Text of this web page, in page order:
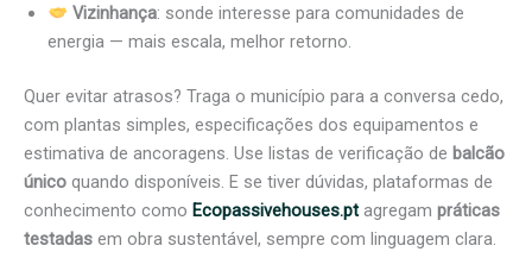
Vizinhança: sonde interesse para comunidades de
energia — mais escala, melhor retorno.
Quer evitar atrasos? Traga o município para a conversa cedo,
com plantas simples, especificações dos equipamentos e
estimativa de ancoragens. Use listas de verificação de balcão
único quando disponíveis. E se tiver dúvidas, plataformas de
conhecimento como Ecopassivehouses.ptagregam práticas
testadas em obra sustentável, sempre com linguagem clara.